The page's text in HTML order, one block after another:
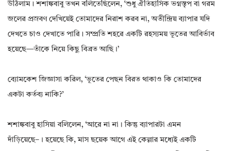
উঠিলাম। শশাঙ্কবাবু তখন বলিতেছিলেন‌, ‘শুধু ঐতিহাসিক ভগ্নস্তৃপ বা গরম
জলের প্রস্রবণ দেখিয়েই তোমাদের নিরাশ করব না‌, অতীন্দ্ৰিয় ব্যাপার যদি
দেখতে চাও দেখাতে পারি। সম্প্রতি শহরে একটি রহস্যময় ভূতের আবির্ভাব
হয়েছে—তাঁকে নিয়ে কিছু বিব্রত আছি।’
ব্যোমকেশ জিজ্ঞাসা করিল‌, ‘ভূতের পেছন বিরত থাকাও কি তোমাদের
একটা কর্তব্য নাকি?’
শশাঙ্কবাবু হাসিয়া বলিলেন‌, ‘আরে না না। কিন্তু ব্যাপারটা এমন
দাঁড়িয়েছে–। হয়েছে কি‌, মাস ছয়েক আগে এই কেল্লার মধ্যেই একটি